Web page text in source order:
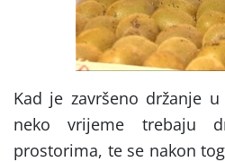
Kad je završeno držanje
neko vrijeme trebaju
prostorima, te se nakon